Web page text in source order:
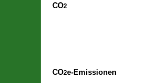
CO2
CO2e-Emissionen